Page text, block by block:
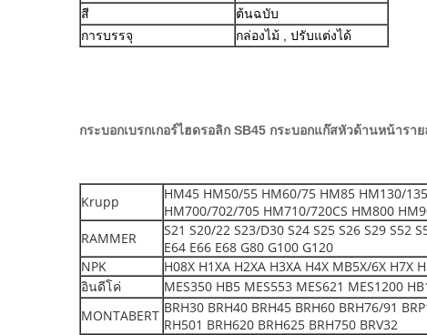
สี
ต้นฉบับ
การบรรจุ
กล่องไม้ , ปรับแต่งได้
กระบอกเบรกเกอร์ไฮดรอลิก SB45 กระบอกแก๊สหัวด้านหน้ารา
Krupp
HM45 HM50/55 HM60/75 HM85 HM130/
HM700/702/705 HM710/720CS HM800
RAMMER
S21 S20/22 S23/D30 S24 S25 S26 S29 S52
E64 E66 E68 G80 G100 G120
NPK
H08X H1XA H2XA H3XA H4X MB5X/6X H7X
อินดีโค่
MES350 HB5 MES553 MES621 MES1200
MONTABERT BRH30 BRH40 BRH45 BRH60 BRH76/91
RH501 BRH620 BRH625 BRH750 BRV32